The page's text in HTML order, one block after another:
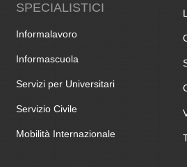
SPECIALISTICI
Informalavoro
Informascuola
Servizi per Universitari
Servizio Civile
Mobilità Internazionale